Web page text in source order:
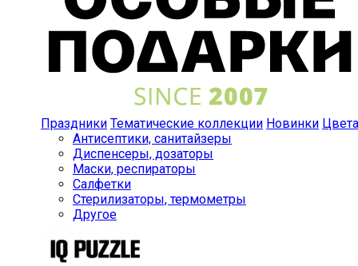
Праздники Тематические коллекции Новинки Цвета
Антисептики, санитайзеры
Диспенсеры, дозаторы
Маски, респираторы
Салфетки
Стерилизаторы, термометры
Другое